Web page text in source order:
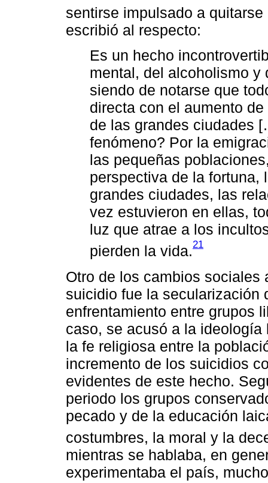
sentirse impulsado a
escribió al respecto:
Es un hecho
mental, del alcoholismo y
siendo de notarse que
directa con el aumento
de las grandes ciudades
fenómeno? Por la
las pequeñas
perspectiva de la fortuna,
grandes ciudades, las
vez estuvieron en ellas,
luz que atrae a los
pierden la vida.21
Otro de los cambios
suicidio fue la secularización
enfrentamiento entre grupos
caso, se acusó a la
la fe religiosa entre la
incremento de los suicidios
evidentes de este hecho.
periodo los grupos
pecado y de la educación
costumbres, la moral y la
mientras se hablaba, en
experimentaba el país,